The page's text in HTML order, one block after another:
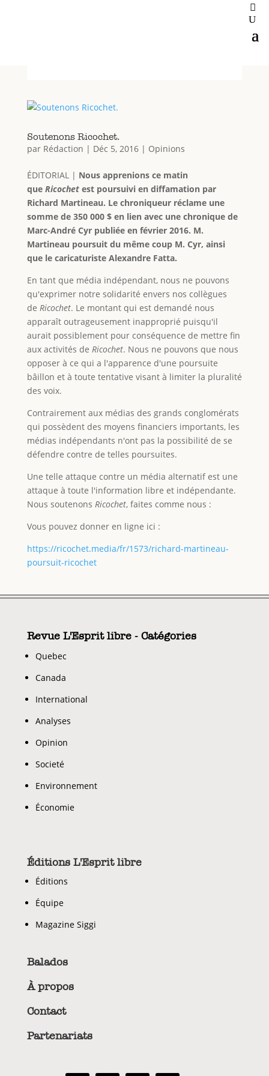
Soutenons Ricochet.
par Rédaction | Déc 5, 2016| Opinions
ÉDITORIAL | Nous apprenions ce matin
que Ricochet est poursuivi en diffamation par
Richard Martineau. Le chroniqueur réclame une
somme de 350 000 $ en lien avec une chronique de
Marc-André Cyr publiée en février 2016. M.
Martineau poursuit du même coup M. Cyr, ainsi
que le caricaturiste Alexandre Fatta.
En tant que média indépendant, nous ne pouvons
qu'exprimer notre solidarité envers nos collègues
de Ricochet. Le montant qui est demandé nous
apparaît outrageusement inapproprié puisqu'il
aurait possiblement pour conséquence de mettre fin
aux activités de Ricochet. Nous ne pouvons que nous
opposer à ce qui a l'apparence d'une poursuite
bâillon et à toute tentative visant à limiter la pluralité
des voix.
Contrairement aux médias des grands conglomérats
qui possèdent des moyens financiers importants, les
médias indépendants n'ont pas la possibilité de se
défendre contre de telles poursuites.
Une telle attaque contre un média alternatif est une
attaque à toute l'information libre et indépendante.
Nous soutenons Ricochet, faites comme nous :
Vous pouvez donner en ligne ici :
https://ricochet.media/fr/1573/richard-martineau-
poursuit-ricochet
Revue L'Esprit libre - Catégories
Quebec
Canada
International
Analyses
Opinion
Societé
Environnement
Économie
Éditions L'Esprit libre
Éditions
Équipe
Magazine Siggi
Balados
À propos
Contact
Partenariats